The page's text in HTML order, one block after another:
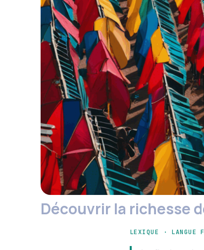
Découvrir la richesse
LEXIQUE · LANGUE